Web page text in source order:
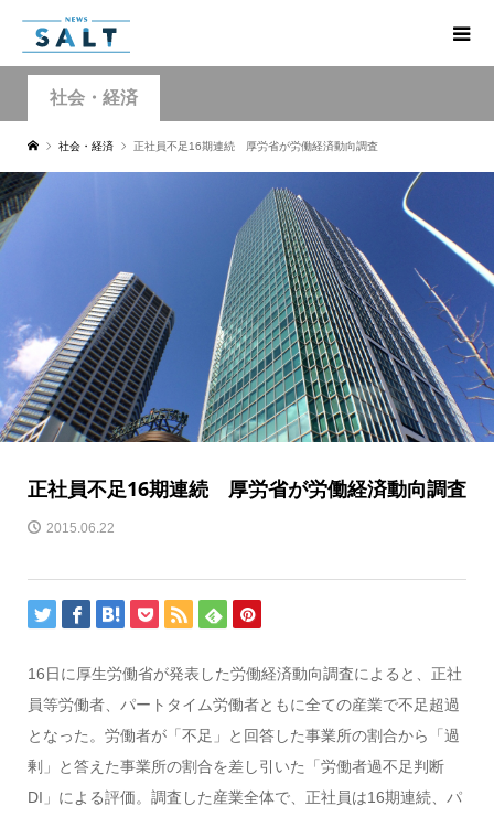
社会・経済
社会・経済 正社員不足16期連続 厚労省が労働経済動向調査
正社員不足16期連続 厚労省が労働経済動向調査
2015.06.22
16日に厚生労働省が発表した労働経済動向調査によると、正社
員等労働者、パートタイム労働者ともに全ての産業で不足超過
となった。労働者が「不足」と回答した事業所の割合から「過
剰」と答えた事業所の割合を差し引いた「労働者過不足判断
DI」による評価。調査した産業全体で、正社員は16期連続、パ